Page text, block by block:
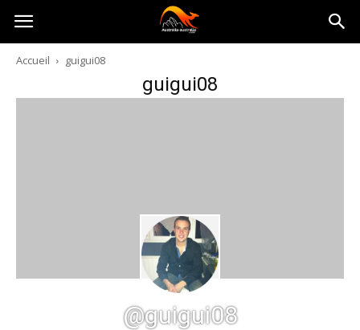
Australia-
australie.com
Accueil guigui08
guigui08
@guigui08